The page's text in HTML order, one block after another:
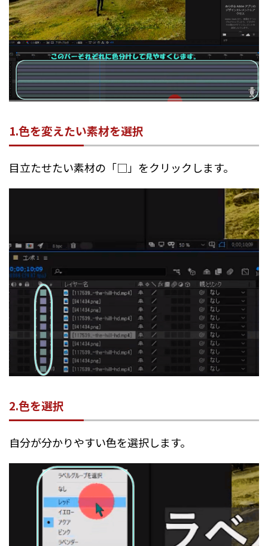
1.色を変えたい素材を選択
目立たせたい素材の「□」をクリックします。
2.色を選択
自分が分かりやすい色を選択します。